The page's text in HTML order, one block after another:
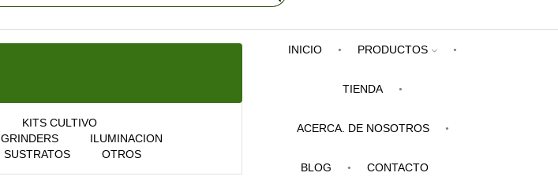
KITS CULTIVO
GRINDERS
ILUMINACION
SUSTRATOS OTROS
INICIO PRODUCTOS
TIENDA
ACERCA. DE NOSOTROS
BLOG CONTACTO